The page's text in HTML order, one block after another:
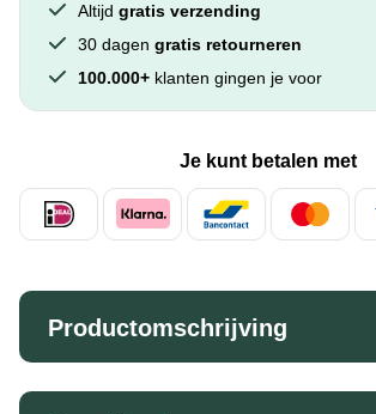
Altijd gratis verzending
30 dagen gratis retourneren
100.000+ klanten gingen je voor
Je kunt betalen met
Productomschrijving